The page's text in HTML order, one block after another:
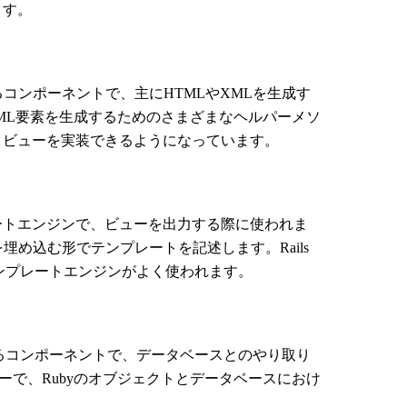
。
ンポーネントで、主にHTMLやXMLを生成す
要素を生成するためのさまざまなヘルパーメソ
ューを実装できるようになっています。
エンジンで、ビューを出力する際に使われま
め込む形でテンプレートを記述します。Rails
レートエンジンがよく使われます。
ンポーネントで、データベースとのやり取り
で、Rubyのオブジェクトとデータベースにおけ